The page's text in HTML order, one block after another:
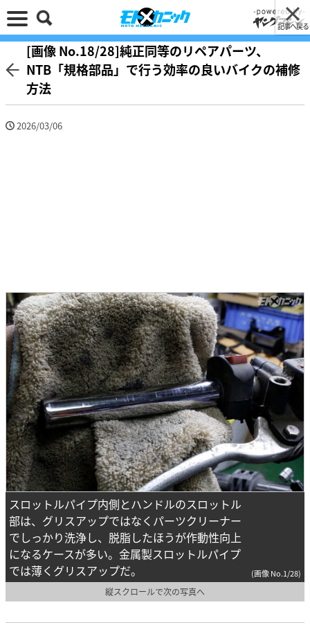
記事へ戻る
[画像 No.18/28]純正同等のリペアパーツ、
NTB「規格部品」で行う効率の良いバイクの補修
方法
2026/03/06
スロットルパイプ内側とハンドルのスロットル
部は、グリスアップではなくパーツクリーナー
でしっかり洗浄し、脱脂したほうが作動性向上
になるケースが多い。金属製スロットルパイプ
では薄くグリスアップだ。
(画像 No.1/28)
縦スクロールで次の写真へ